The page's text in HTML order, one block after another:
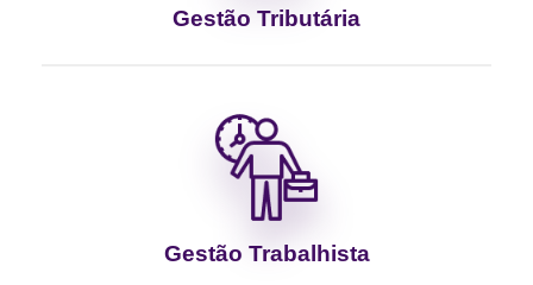
Gestão Tributária
Gestão Trabalhista